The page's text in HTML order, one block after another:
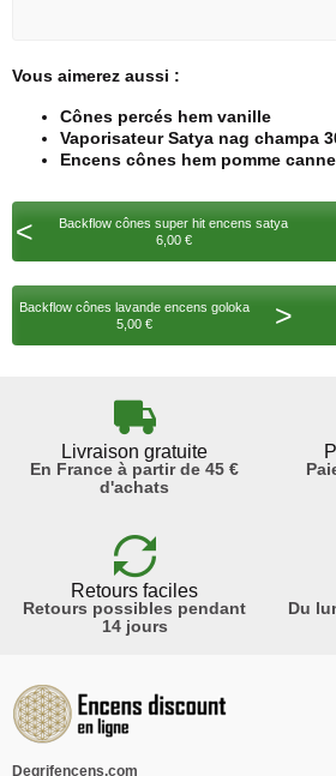
Vous aimerez aussi :
Cônes percés hem vanille
Vaporisateur Satya nag champa
Encens cônes hem pomme
<
Backflow cônes super hit encens satya
6,00 €
Backflow cônes lavande encens goloka
5,00 €
>
Livraison gratuite
En France à partir de 45 €
d'achats
Retours faciles
Retours possibles pendant
14 jours
Du
Degrifencens.com